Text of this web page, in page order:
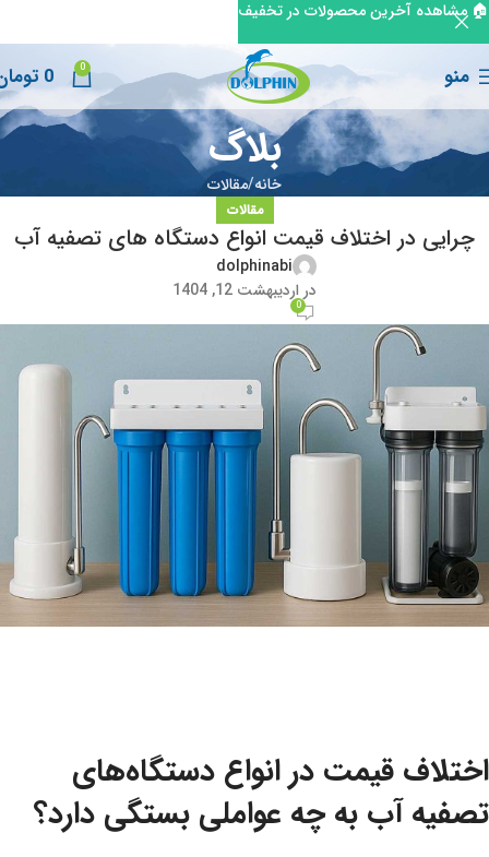
منو 0
0
بلاگ
خانه مقالات
مقالات
چرایی در اختلاف قیمت انواع دستگاه های تصفیه آب
dolphinabi
در اردیبهشت 12, 1404
0
اختلاف قیمت در انواع دستگاه‌های
تصفیه آب به چه عواملی بستگی دارد؟
🏠 مشاهده آخرین محصولات در تخفیف